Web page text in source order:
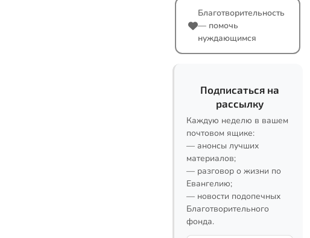
Благотворительность
— помочь
нуждающимся
Подписаться на
рассылку
Каждую неделю в вашем
почтовом ящике:
— анонсы лучших
материалов;
— разговор о жизни по
Евангелию;
— новости подопечных
Благотворительного
фонда.